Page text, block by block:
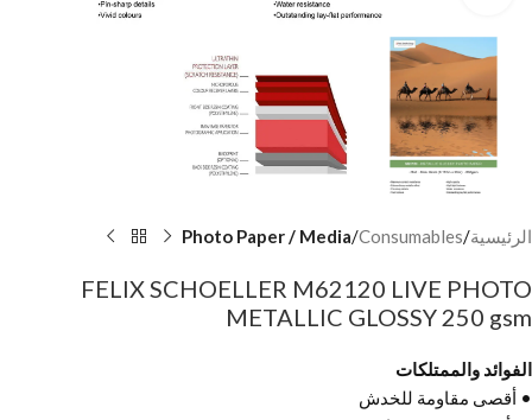
الرئيسية Consumables
Photo Paper / Media
FELIX SCHOELLER M62120 LIVE PHOTO
METALLIC GLOSSY 250 gsm
الفوائد والممتلكات
• أقصى مقاومة للخدش